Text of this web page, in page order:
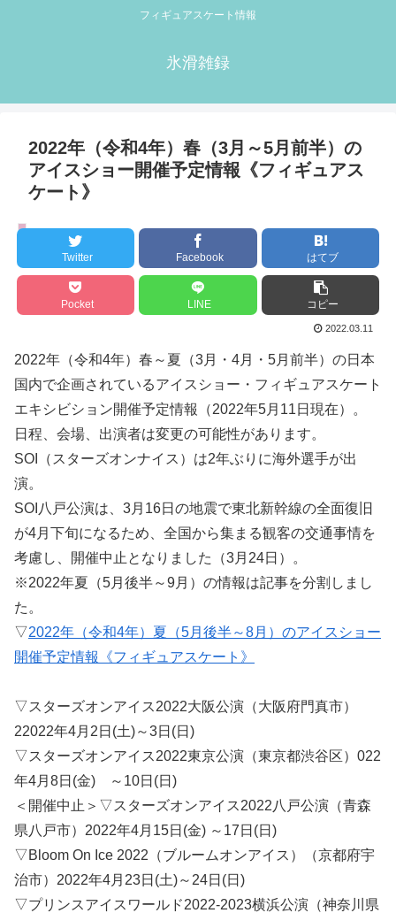
フィギュアスケート情報
氷滑雑録
2022年（令和4年）春（3月～5月前半）の
アイスショー開催予定情報《フィギュアス
ケート》
アイスショー情報
Twitter Facebook はてブ
Pocket LINE コピー
2022.03.11
2022年（令和4年）春～夏（3月・4月・5月前半）の日本
国内で企画されているアイスショー・フィギュアスケート
エキシビション開催予定情報（2022年5月11日現在）。
日程、会場、出演者は変更の可能性があります。
SOI（スターズオンナイス）は2年ぶりに海外選手が出
演。
SOI八戸公演は、3月16日の地震で東北新幹線の全面復旧
が4月下旬になるため、全国から集まる観客の交通事情を
考慮し、開催中止となりました（3月24日）。
※2022年夏（5月後半～9月）の情報は記事を分割しまし
た。
▽2022年（令和4年）夏（5月後半～8月）のアイスショー
開催予定情報《フィギュアスケート》
▽スターズオンアイス2022大阪公演（大阪府門真市）
22022年4月2日(土)～3日(日)
▽スターズオンアイス2022東京公演（東京都渋谷区）022
年4月8日(金) ～10日(日)
＜開催中止＞▽スターズオンアイス2022八戸公演（青森
県八戸市）2022年4月15日(金) ～17日(日)
▽Bloom On Ice 2022（ブルームオンアイス）（京都府宇
治市）2022年4月23日(土)～24日(日)
▽プリンスアイスワールド2022-2023横浜公演（神奈川県